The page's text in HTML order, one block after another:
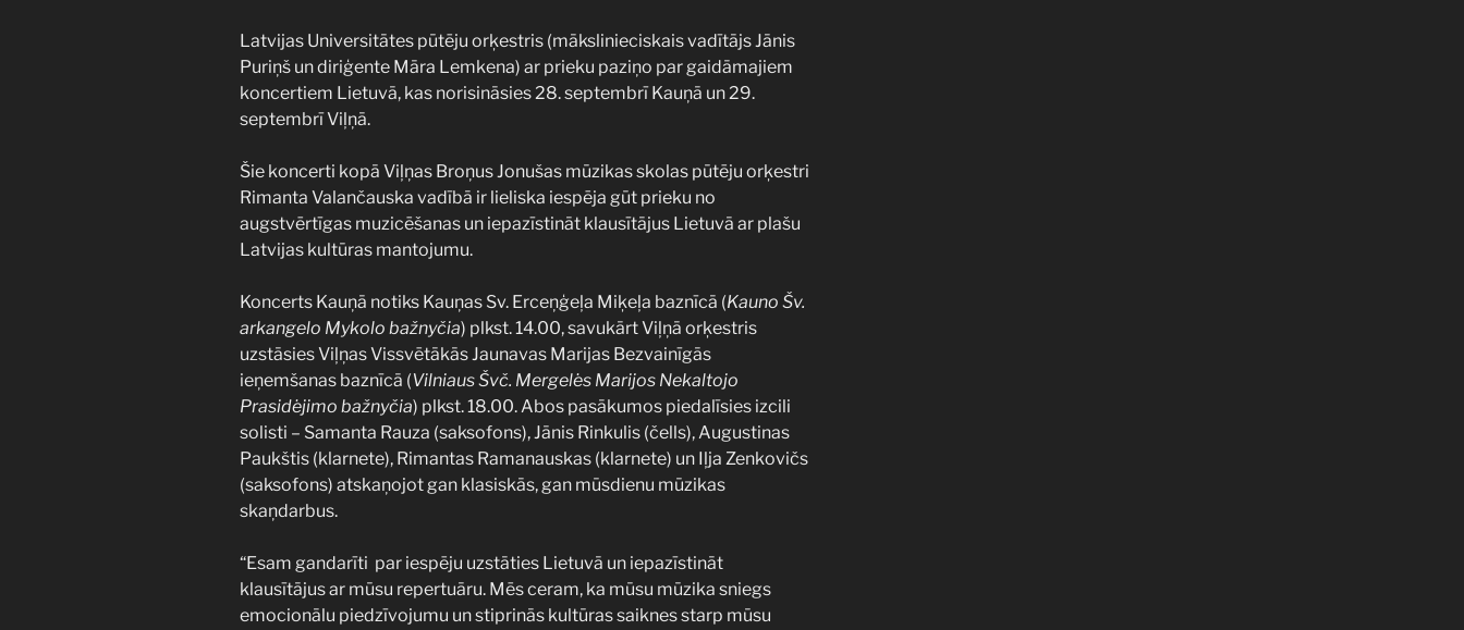
Latvijas Universitātes pūtēju orķestris (mākslinieciskais vadītājs Jānis
Puriņš un diriģente Māra Lemkena) ar prieku paziņo par gaidāmajiem
koncertiem Lietuvā, kas norisināsies 28. septembrī Kauņā un 29.
septembrī Viļņā.
Šie koncerti kopā Viļņas Broņus Jonušas mūzikas skolas pūtēju orķestri
Rimanta Valančauska vadībā ir lieliska iespēja gūt prieku no
augstvērtīgas muzicēšanas un iepazīstināt klausītājus Lietuvā ar plašu
Latvijas kultūras mantojumu.
Koncerts Kauņā notiks Kauņas Sv. Erceņģeļa Miķeļa baznīcā (Kauno Šv.
arkangelo Mykolo bažnyčia) plkst. 14.00, savukārt Viļņā orķestris
uzstāsies Viļņas Vissvētākās Jaunavas Marijas Bezvainīgās
ieņemšanas baznīcā (Vilniaus Švč. Mergelės Marijos Nekaltojo
Prasidėjimo bažnyčia) plkst. 18.00. Abos pasākumos piedalīsies izcili
solisti – Samanta Rauza (saksofons), Jānis Rinkulis (čells), Augustinas
Paukštis (klarnete), Rimantas Ramanauskas (klarnete) un Iļja Zenkovičs
(saksofons) atskaņojot gan klasiskās, gan mūsdienu mūzikas
skaņdarbus.
“Esam gandarīti par iespēju uzstāties Lietuvā un iepazīstināt
klausītājus ar mūsu repertuāru. Mēs ceram, ka mūsu mūzika sniegs
emocionālu piedzīvojumu un stiprinās kultūras saiknes starp mūsu